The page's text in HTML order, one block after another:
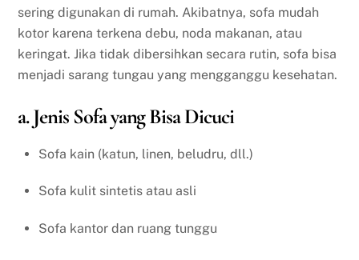
sering digunakan di rumah. Akibatnya, sofa mudah
kotor karena terkena debu, noda makanan, atau
keringat. Jika tidak dibersihkan secara rutin, sofa bisa
menjadi sarang tungau yang mengganggu kesehatan.
a. Jenis Sofa yang Bisa Dicuci
Sofa kain (katun, linen, beludru, dll.)
Sofa kulit sintetis atau asli
Sofa kantor dan ruang tunggu